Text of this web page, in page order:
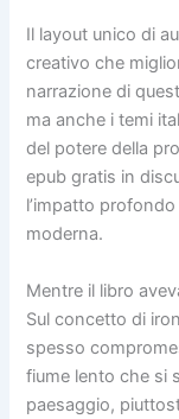
Il layout unico di
creativo che
narrazione di
ma anche i temi
del potere della
epub gratis in
l’impatto
moderna.
Mentre il libro
Sul concetto di
spesso
fiume lento che si
paesaggio,